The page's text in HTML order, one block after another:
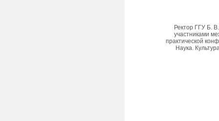
Ректор ГГУ Б.
участниками
практической
Наука.